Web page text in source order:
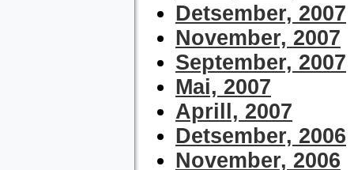
Detsember, 2007
November, 2007
September, 2007
Mai, 2007
Aprill, 2007
Detsember, 2006
November, 2006